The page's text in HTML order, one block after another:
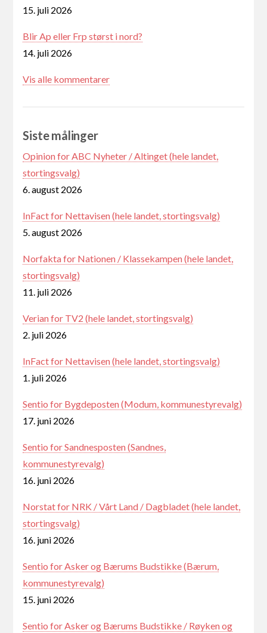
15. juli 2026
Blir Ap eller Frp størst i nord?
14. juli 2026
Vis alle kommentarer
Siste målinger
Opinion for ABC Nyheter / Altinget (hele landet,
stortingsvalg)
6. august 2026
InFact for Nettavisen (hele landet, stortingsvalg)
5. august 2026
Norfakta for Nationen / Klassekampen (hele landet,
stortingsvalg)
11. juli 2026
Verian for TV2 (hele landet, stortingsvalg)
2. juli 2026
InFact for Nettavisen (hele landet, stortingsvalg)
1. juli 2026
Sentio for Bygdeposten (Modum, kommunestyrevalg)
17. juni 2026
Sentio for Sandnesposten (Sandnes,
kommunestyrevalg)
16. juni 2026
Norstat for NRK / Vårt Land / Dagbladet (hele landet,
stortingsvalg)
16. juni 2026
Sentio for Asker og Bærums Budstikke (Bærum,
kommunestyrevalg)
15. juni 2026
Sentio for Asker og Bærums Budstikke / Røyken og